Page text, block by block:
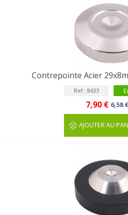
Contrepointe Acier
Ref : 8633
7,90 € 6,58
AJOUTER AU